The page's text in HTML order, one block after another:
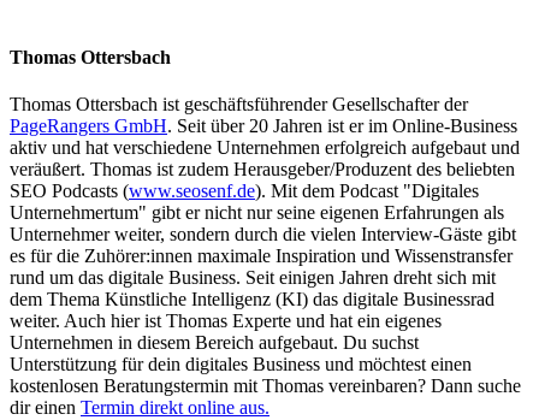
Thomas Ottersbach
Thomas Ottersbach ist geschäftsführender Gesellschafter der
PageRangers GmbH. Seit über 20 Jahren ist er im Online-Business
aktiv und hat verschiedene Unternehmen erfolgreich aufgebaut und
veräußert. Thomas ist zudem Herausgeber/Produzent des beliebten
SEO Podcasts (www.seosenf.de). Mit dem Podcast "Digitales
Unternehmertum" gibt er nicht nur seine eigenen Erfahrungen als
Unternehmer weiter, sondern durch die vielen Interview-Gäste gibt
es für die Zuhörer:innen maximale Inspiration und Wissenstransfer
rund um das digitale Business. Seit einigen Jahren dreht sich mit
dem Thema Künstliche Intelligenz (KI) das digitale Businessrad
weiter. Auch hier ist Thomas Experte und hat ein eigenes
Unternehmen in diesem Bereich aufgebaut. Du suchst
Unterstützung für dein digitales Business und möchtest einen
kostenlosen Beratungstermin mit Thomas vereinbaren? Dann suche
dir einen Termin direkt online aus.